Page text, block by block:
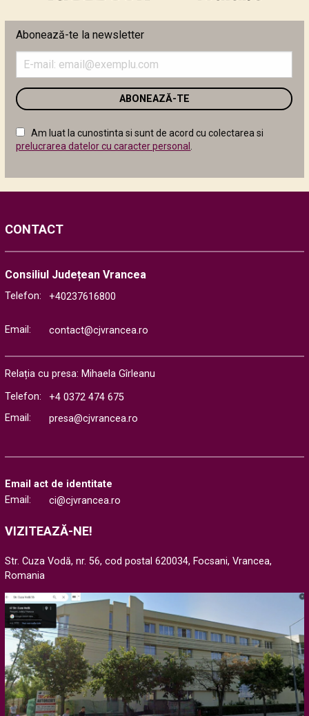
Abonează-te la newsletter
adresa
email
în
următor
Am luat la cunostinta si sunt de acord cu colectarea si
prelucrarea datelor cu caracter personal .
CONTACT
Consiliul Județean Vrancea
Telefon: +40237616800
Email: contact@cjvrancea.ro
Relația cu presa: Mihaela Gîrleanu
Telefon:
+4 0372 474 675
Email:
presa@cjvrancea.ro
Email act de identitate
Email:
ci@cjvrancea.ro
VIZITEAZĂ-NE!
Str. Cuza Vodă, nr. 56, cod postal 620034, Focsani, Vrancea,
Romania